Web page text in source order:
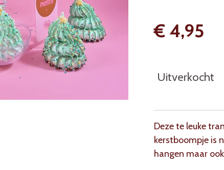
€ 4,95
Uitverkocht
Deze te leuke
kerstboompje is
hangen maar